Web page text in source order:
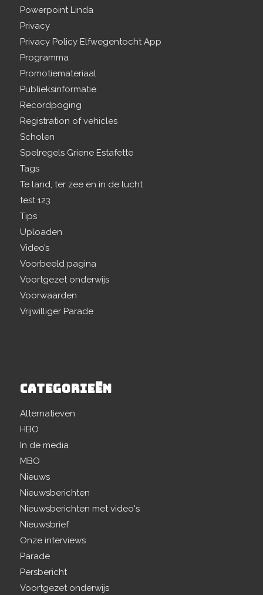
Powerpoint Linda
Privacy
Privacy Policy Elfwegentocht App
Programma
Promotiemateriaal
Publieksinformatie
Recordpoging
Registration of vehicles
Scholen
Spelregels Griene Estafette
Tags
Te land, ter zee en in de lucht
test 123
Tips
Uploaden
Video’s
Voorbeeld pagina
Voortgezet onderwijs
Voorwaarden
Vrijwilliger Parade
CATEGORIEËN
Alternatieven
HBO
In de media
MBO
Nieuws
Nieuwsberichten
Nieuwsberichten met video's
Nieuwsbrief
Onze interviews
Parade
Persbericht
Voortgezet onderwijs